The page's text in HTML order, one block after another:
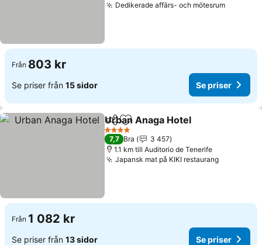
Dedikerade affärs- och mötesrum
Från 803 kr
Se priser från 15 sidor Se priser
Dela Lägg till i Mina Favoriter
Urban Anaga Hotel
4 Stjärnor
7,7 Bra
3 457
1.1 km till Auditorio de Tenerife
Japansk mat på KIKI restaurang
Från 1 082 kr
Se priser från 13 sidor Se priser